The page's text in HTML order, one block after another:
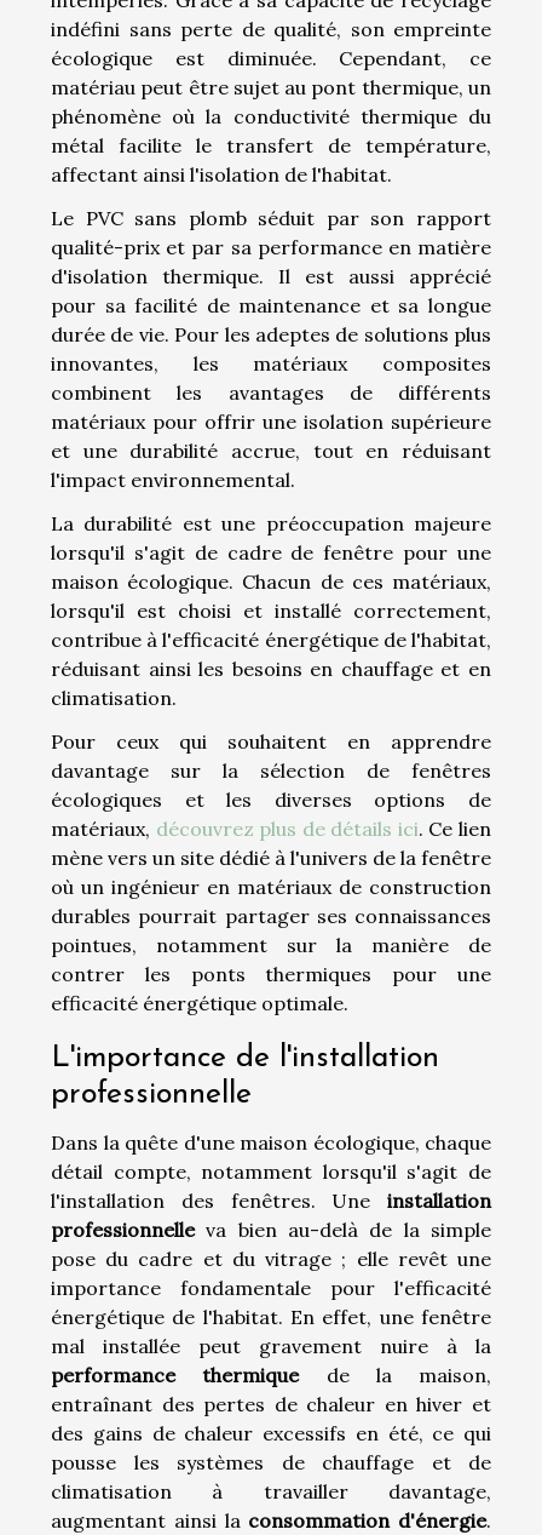
indéfini sans perte de qualité, son empreinte
écologique est diminuée. Cependant, ce
matériau peut être sujet au pont thermique, un
phénomène où la conductivité thermique du
métal facilite le transfert de température,
affectant ainsi l'isolation de l'habitat.
Le PVC sans plomb séduit par son rapport
qualité-prix et par sa performance en matière
d'isolation thermique. Il est aussi apprécié
pour sa facilité de maintenance et sa longue
durée de vie. Pour les adeptes de solutions plus
innovantes, les matériaux composites
combinent les avantages de différents
matériaux pour offrir une isolation supérieure
et une durabilité accrue, tout en réduisant
l'impact environnemental.
La durabilité est une préoccupation majeure
lorsqu'il s'agit de cadre de fenêtre pour une
maison écologique. Chacun de ces matériaux,
lorsqu'il est choisi et installé correctement,
contribue à l'efficacité énergétique de l'habitat,
réduisant ainsi les besoins en chauffage et en
climatisation.
Pour ceux qui souhaitent en apprendre
davantage sur la sélection de fenêtres
écologiques et les diverses options de
matériaux, découvrez plus de détails ici. Ce lien
mène vers un site dédié à l'univers de la fenêtre
où un ingénieur en matériaux de construction
durables pourrait partager ses connaissances
pointues, notamment sur la manière de
contrer les ponts thermiques pour une
efficacité énergétique optimale.
L'importance de l'installation
professionnelle
Dans la quête d'une maison écologique, chaque
détail compte, notamment lorsqu'il s'agit de
l'installation des fenêtres. Une installation
professionnelleva bien au-delà de la simple
pose du cadre et du vitrage ; elle revêt une
importance fondamentale pour l'efficacité
énergétique de l'habitat. En effet, une fenêtre
mal installée peut gravement nuire à la
performance thermiquede la maison,
entraînant des pertes de chaleur en hiver et
des gains de chaleur excessifs en été, ce qui
pousse les systèmes de chauffage et de
climatisation à travailler davantage,
augmentant ainsi la consommation d'énergie.